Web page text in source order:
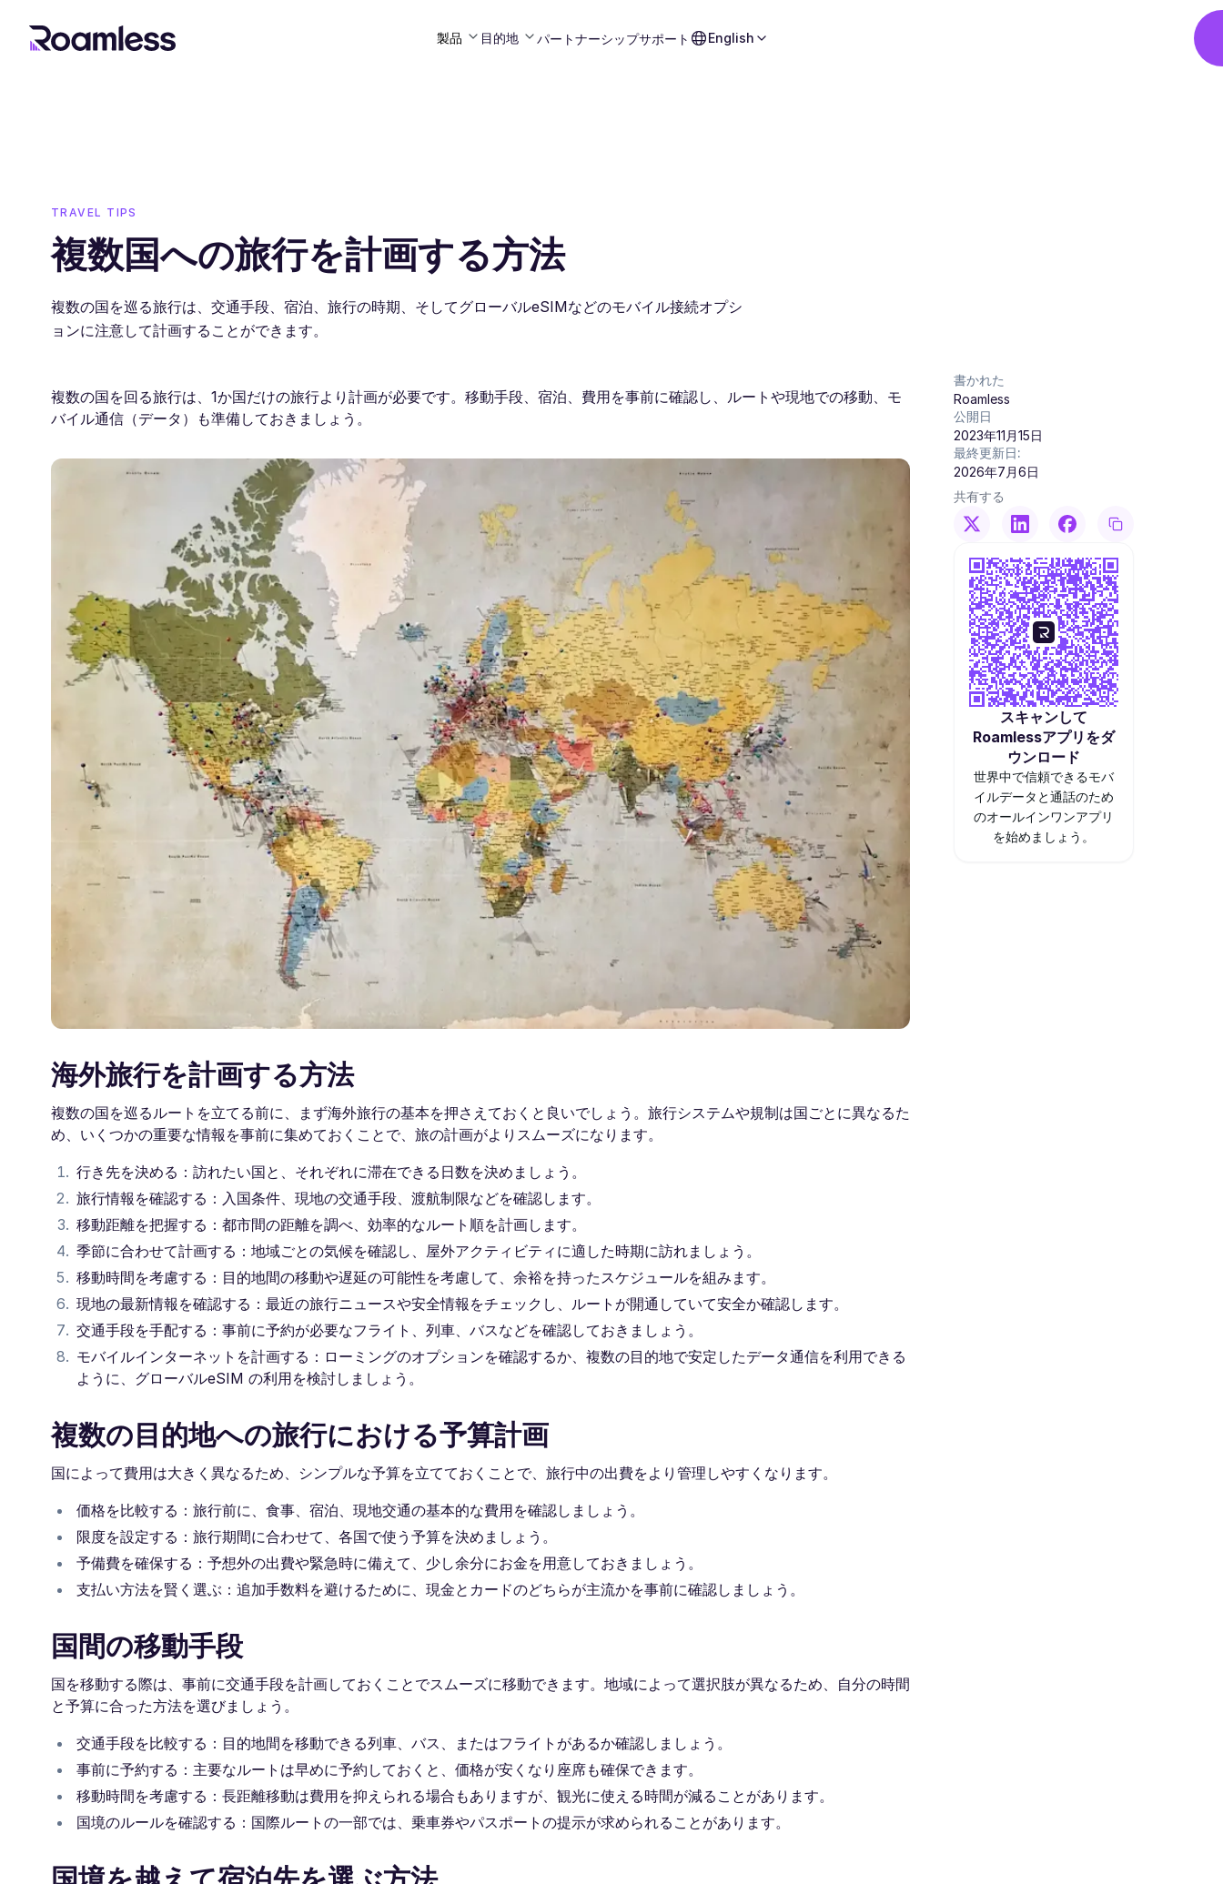
製品 目的地 パートナーシップサポート English
TRAVEL TIPS
複数国への旅行を計画する方法
複数の国を巡る旅行は、交通手段、宿泊、旅行の時期、そしてグローバルeSIMなどのモバイル接続オプシ
ョンに注意して計画することができます。
複数の国を回る旅行は、1か国だけの旅行より計画が必要です。移動手段、宿泊、費用を事前に確認し、ルートや現地での移動、モ
バイル通信（データ）も準備しておきましょう。
海外旅行を計画する方法
複数の国を巡るルートを立てる前に、まず海外旅行の基本を押さえておくと良いでしょう。旅行システムや規制は国ごとに異なるた
め、いくつかの重要な情報を事前に集めておくことで、旅の計画がよりスムーズになります。
行き先を決める：訪れたい国と、それぞれに滞在できる日数を決めましょう。
旅行情報を確認する：入国条件、現地の交通手段、渡航制限などを確認します。
移動距離を把握する：都市間の距離を調べ、効率的なルート順を計画します。
季節に合わせて計画する：地域ごとの気候を確認し、屋外アクティビティに適した時期に訪れましょう。
移動時間を考慮する：目的地間の移動や遅延の可能性を考慮して、余裕を持ったスケジュールを組みます。
現地の最新情報を確認する：最近の旅行ニュースや安全情報をチェックし、ルートが開通していて安全か確認します。
交通手段を手配する：事前に予約が必要なフライト、列車、バスなどを確認しておきましょう。
モバイルインターネットを計画する：ローミングのオプションを確認するか、複数の目的地で安定したデータ通信を利用できる
ように、グローバルeSIM の利用を検討しましょう。
複数の目的地への旅行における予算計画
国によって費用は大きく異なるため、シンプルな予算を立てておくことで、旅行中の出費をより管理しやすくなります。
価格を比較する：旅行前に、食事、宿泊、現地交通の基本的な費用を確認しましょう。
限度を設定する：旅行期間に合わせて、各国で使う予算を決めましょう。
予備費を確保する：予想外の出費や緊急時に備えて、少し余分にお金を用意しておきましょう。
支払い方法を賢く選ぶ：追加手数料を避けるために、現金とカードのどちらが主流かを事前に確認しましょう。
国間の移動手段
国を移動する際は、事前に交通手段を計画しておくことでスムーズに移動できます。地域によって選択肢が異なるため、自分の時間
と予算に合った方法を選びましょう。
交通手段を比較する：目的地間を移動できる列車、バス、またはフライトがあるか確認しましょう。
事前に予約する：主要なルートは早めに予約しておくと、価格が安くなり座席も確保できます。
移動時間を考慮する：長距離移動は費用を抑えられる場合もありますが、観光に使える時間が減ることがあります。
国境のルールを確認する：国際ルートの一部では、乗車券やパスポートの提示が求められることがあります。
書かれた
Roamless
公開日
2023年11月15日
最終更新日:
2026年7月6日
共有する
スキャンして
Roamlessアプリをダ
ウンロード
世界中で信頼できるモバ
イルデータと通話のため
のオールインワンアプリ
を始めましょう。